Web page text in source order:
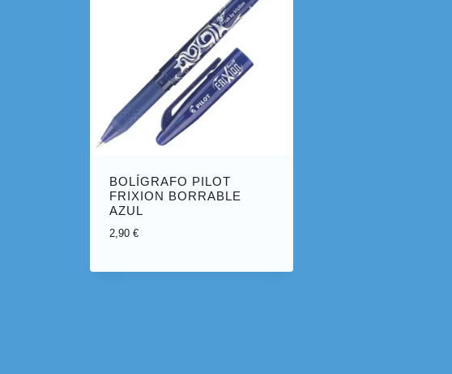
BOLÍGRAFO PILOT
FRIXION BORRABLE
AZUL
2,90 €